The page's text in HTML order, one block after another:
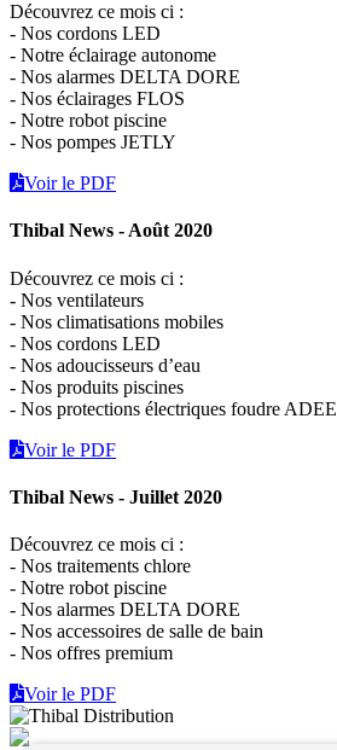
Découvrez ce mois ci :
- Nos cordons LED
- Notre éclairage autonome
- Nos alarmes DELTA DORE
- Nos éclairages FLOS
- Notre robot piscine
- Nos pompes JETLY
Voir le PDF
Thibal News - Août 2020
Découvrez ce mois ci :
- Nos ventilateurs
- Nos climatisations mobiles
- Nos cordons LED
- Nos adoucisseurs d’eau
- Nos produits piscines
- Nos protections électriques foudre ADEE
Voir le PDF
Thibal News - Juillet 2020
Découvrez ce mois ci :
- Nos traitements chlore
- Notre robot piscine
- Nos alarmes DELTA DORE
- Nos accessoires de salle de bain
- Nos offres premium
Voir le PDF